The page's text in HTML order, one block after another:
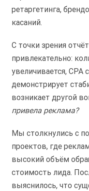
ретаргетинга,
касаний.
С точки зрения
привлекательно:
увеличивается, CPA
демонстрирует
возникает другой
привела реклама?
Мы столкнулись с
проектов, где
высокий объём
стоимость лида.
выяснилось, что